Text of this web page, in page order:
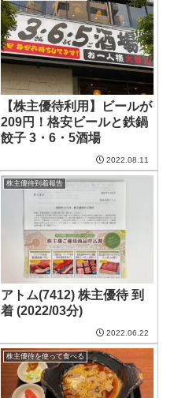
【株主優待利用】ビールが
209円！格安ビールと鉄鍋
餃子 3・6・5酒場
2022.08.11
株主優待到着報告
アトム(7412) 株主優待 到
着 (2022/03分)
2022.06.22
株主優待を使って食べる